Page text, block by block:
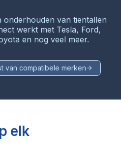
onderhouden van tientallen
werkt met Tesla, Ford,
en nog veel meer.
van compatibele merken
elk